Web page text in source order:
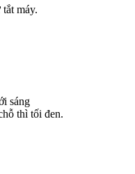
máy.
sáng
thì tối đen.